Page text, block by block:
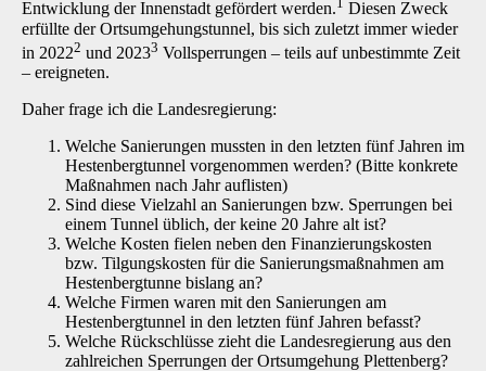
Entwicklung der Innenstadt gefördert werden.
Diesen Zweck
erfüllte der Ortsumgehungstunnel, bis sich zuletzt immer wieder
in 20222 und 20233 Vollsperrungen – teils auf unbestimmte Zeit
– ereigneten.
Daher frage ich die Landesregierung:
Welche Sanierungen mussten in den letzten fünf Jahren im
Hestenbergtunnel vorgenommen werden? (Bitte konkrete
Maßnahmen nach Jahr auflisten)
Sind diese Vielzahl an Sanierungen bzw. Sperrungen bei
einem Tunnel üblich, der keine 20 Jahre alt ist?
Welche Kosten fielen neben den Finanzierungskosten
bzw. Tilgungskosten für die Sanierungsmaßnahmen am
Hestenbergtunne bislang an?
Welche Firmen waren mit den Sanierungen am
Hestenbergtunnel in den letzten fünf Jahren befasst?
Welche Rückschlüsse zieht die Landesregierung aus den
zahlreichen Sperrungen der Ortsumgehung Plettenberg?